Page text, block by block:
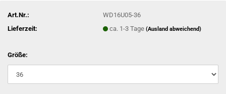
Art.Nr.:
WD16U05-36
Lieferzeit:
ca. 1-3 Tage(Ausland abweichend)
Größe: